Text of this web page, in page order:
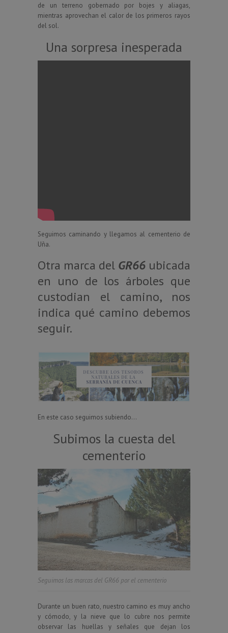
de un terreno gobernado por bojes y aliagas,
mientras aprovechan el calor de los primeros rayos
del sol.
Una sorpresa inesperada
Seguimos caminando y llegamos al cementerio de
Uña.
Otra marca del GR66 ubicada
en uno de los árboles que
custodian el camino, nos
indica qué camino debemos
seguir.
En este caso seguimos subiendo…
Subimos la cuesta del
cementerio
Seguimos las marcas del GR66 por el cementerio
Durante un buen rato, nuestro camino es muy ancho
y cómodo, y la nieve que lo cubre nos permite
observar las huellas y señales que dejan los